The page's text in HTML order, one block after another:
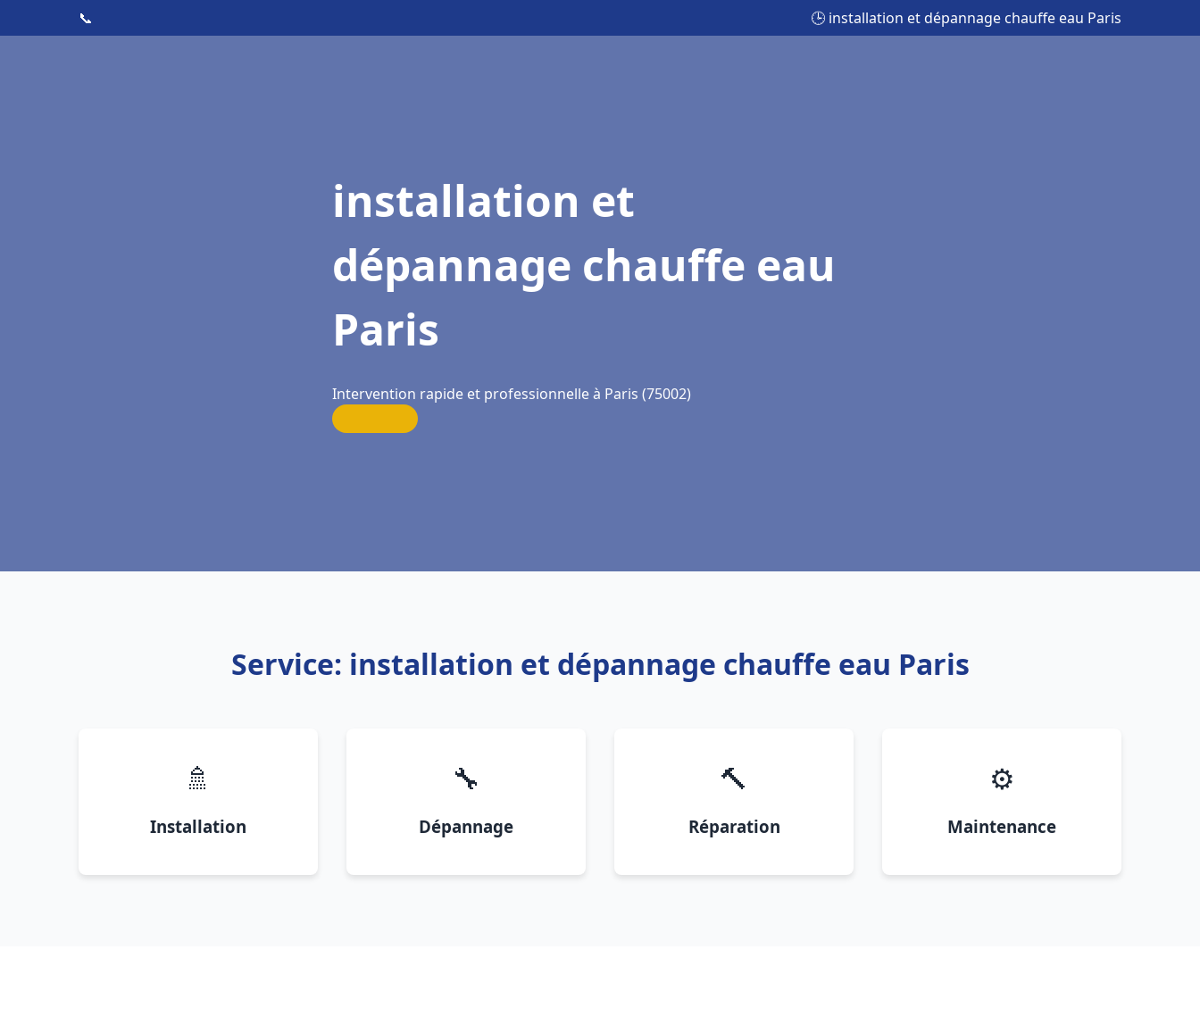
📞 🕒 installation et dépannage chauffe eau Paris
installation et
dépannage chauffe eau
Paris
Intervention rapide et professionnelle à Paris (75002)
Service: installation et dépannage chauffe eau Paris
🚿
Installation
🔧
Dépannage
🔨
Réparation
⚙️
Maintenance